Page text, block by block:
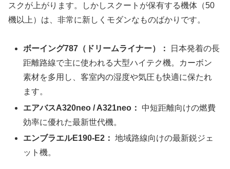
スクが上がります。しかしスクートが保有する機体（50
機以上）は、非常に新しくモダンなものばかりです。
ボーイング787（ドリームライナー）：
日本発着の長
距離路線で主に使われる大型ハイテク機。カーボン
素材を多用し、客室内の湿度や気圧も快適に保たれ
ます。
エアバスA320neo / A321neo：
中短距離向けの燃費
効率に優れた最新世代機。
エンブラエルE190-E2： 地域路線向けの最新鋭ジェ
ット機。